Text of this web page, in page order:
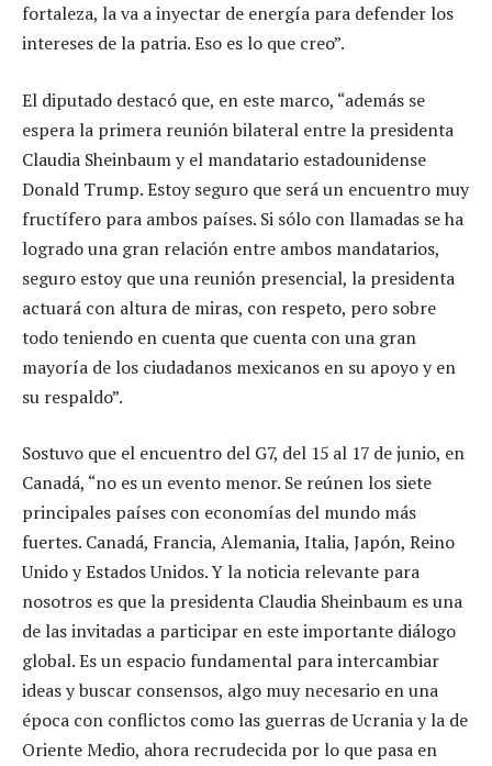
fortaleza, la va a inyectar de energía para defender los
intereses de la patria. Eso es lo que creo”.
El diputado destacó que, en este marco, “además se
espera la primera reunión bilateral entre la presidenta
Claudia Sheinbaum y el mandatario estadounidense
Donald Trump. Estoy seguro que será un encuentro muy
fructífero para ambos países. Si sólo con llamadas se ha
logrado una gran relación entre ambos mandatarios,
seguro estoy que una reunión presencial, la presidenta
actuará con altura de miras, con respeto, pero sobre
todo teniendo en cuenta que cuenta con una gran
mayoría de los ciudadanos mexicanos en su apoyo y en
su respaldo”.
Sostuvo que el encuentro del G7, del 15 al 17 de junio, en
Canadá, “no es un evento menor. Se reúnen los siete
principales países con economías del mundo más
fuertes. Canadá, Francia, Alemania, Italia, Japón, Reino
Unido y Estados Unidos. Y la noticia relevante para
nosotros es que la presidenta Claudia Sheinbaum es una
de las invitadas a participar en este importante diálogo
global. Es un espacio fundamental para intercambiar
ideas y buscar consensos, algo muy necesario en una
época con conflictos como las guerras de Ucrania y la de
Oriente Medio, ahora recrudecida por lo que pasa en